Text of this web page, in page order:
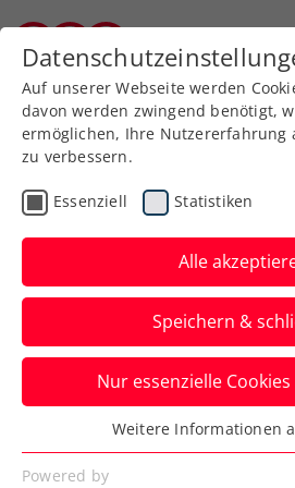
Zurück zur Newsübersicht
Turniere
Lino Klauser
Werfring Open
Oberpullendorf
Tennis Europe Junior
Kat. 2
Verfasst von: Gerald Hebein,
Auf unserer Webseite werden
davon werden zwingend benötigt,
ermöglichen, Ihre Nutzererfahrung
zu verbessern.
Essenziell Statistiken
Alle
Speichern &
Nur essenzielle
Essenziell
Essenzielle Cookies werden für
Weitere Informationen
Powered by